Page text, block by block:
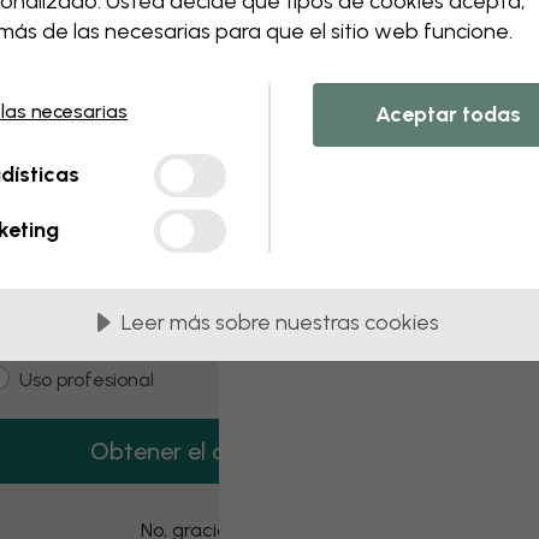
this component. Please contact
3 muestras gratis
3 muestras de papel pintado gratis.
Uso profesional
Obtener el código
No, gracias
de las necesarias para que el sitio web funcione.
necesarias Aceptar todas
Leer más sobre nuestras cookies